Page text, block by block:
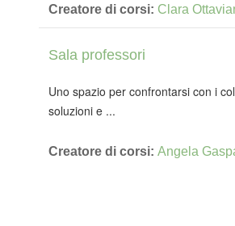
Creatore di corsi: Clara
Sala professori
Uno spazio per confrontarsi con i
soluzioni e ...
Creatore di corsi: Angela